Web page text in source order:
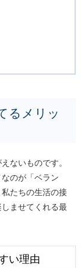
るメリッ
ないものです。
のが「ベラン
たちの生活の接
ませてくれる最
い理由